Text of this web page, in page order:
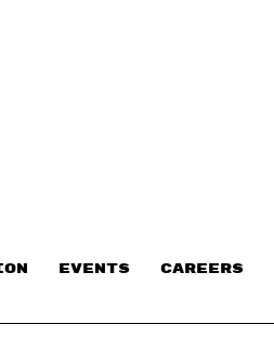
EVENTS CAREERS